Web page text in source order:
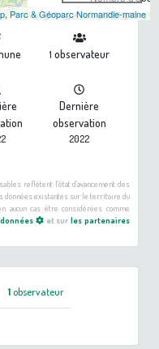
, Parc & Géoparc Normandie-maine
1 observateur
Dernière
observation
2022
reflètent l'état d'avancement des
données existantes sur le territoire du
aucun cas être considérées comme
et surles partenaires
1observateur